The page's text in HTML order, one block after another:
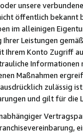
unsere
öffentlich
im alleinigen
Leistungen
Ihrem Konto
Maßnahmen
zulässig
und gilt für die